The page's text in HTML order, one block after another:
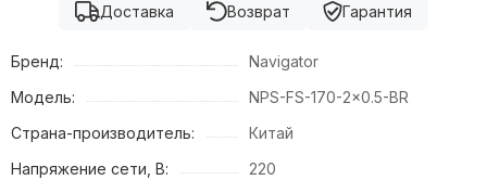
Доставка
Возврат Гарантия
Бренд:
Navigator
Модель:
NPS-FS-170-2x0.5-BR
Страна-производитель:
Китай
Напряжение сети, В:
220